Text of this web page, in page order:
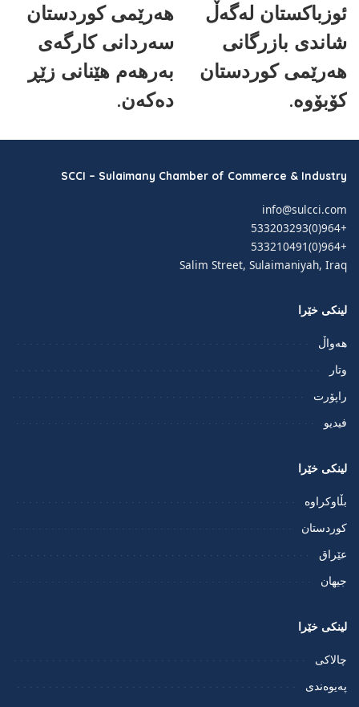
ئوزباکستان لەگەڵ
شاندی بازرگانی
هەرێمی کوردستان
کۆبۆوە.
هەرێمی کوردستان
سەردانی کارگەی
بەرهەم هێنانی زێڕ
دەکەن.
SCCI – Sulaimany Chamber of Commerce & Industry
info@sulcci.com
+964(0)533203293
+964(0)533210491
Salim Street, Sulaimaniyah, Iraq
لینکی خێرا
هەواڵ
وتار
راپۆرت
فيديو
لینکی خێرا
بڵاوکراوە
کوردستان
عێراق
جیهان
لینکی خێرا
چالاکی
پەیوەندی